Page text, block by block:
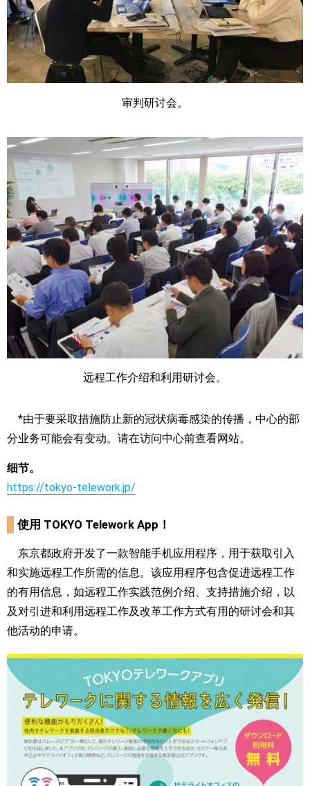
审判研讨会。
远程工作介绍和利用研讨会。
*由于要采取措施防止新的冠状病毒感染的传播，中心的部
分业务可能会有变动。请在访问中心前查看网站。
细节。
https://tokyo-telework.jp/
使用 TOKYO Telework App！
东京都政府开发了一款智能手机应用程序，用于获取引入
和实施远程工作所需的信息。该应用程序包含促进远程工作
的有用信息，如远程工作实践范例介绍、支持措施介绍，以
及对引进和利用远程工作及改革工作方式有用的研讨会和其
他活动的申请。